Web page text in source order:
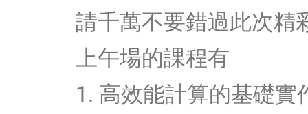
請千萬不要錯過此次精
上午場的課程有
1. 高效能計算的基礎實